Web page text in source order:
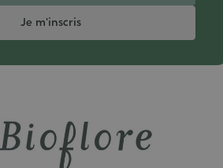
Je m'inscris